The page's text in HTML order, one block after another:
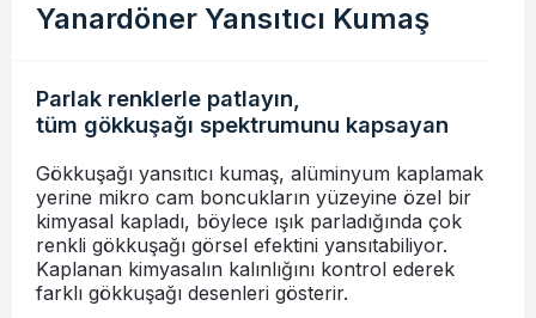
Yanardöner Yansıtıcı Kumaş
Parlak renklerle patlayın,
tüm gökkuşağı spektrumunu kapsayan
Gökkuşağı yansıtıcı kumaş, alüminyum kaplamak
yerine mikro cam boncukların yüzeyine özel bir
kimyasal kapladı, böylece ışık parladığında çok
renkli gökkuşağı görsel efektini yansıtabiliyor.
Kaplanan kimyasalın kalınlığını kontrol ederek
farklı gökkuşağı desenleri gösterir.